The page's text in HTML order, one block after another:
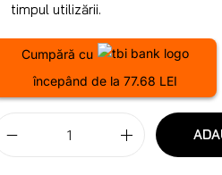
timpul utilizării.
Cumpără cu
începând de la 77.68 LEI